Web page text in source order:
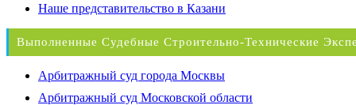
Наше представительство в Казани
Выполненные Судебные Строительно-Технические
Арбитражный суд города Москвы
Арбитражный суд Московской области